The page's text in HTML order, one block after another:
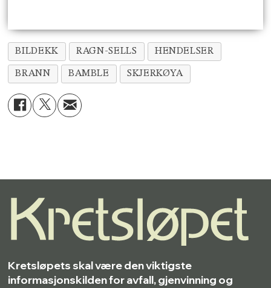
BILDEKK RAGN-SELLS HENDELSER
BRANN BAMBLE SKJERKØYA
Kretsløpets skal være den viktigste
informasjonskilden for avfall, gjenvinning og